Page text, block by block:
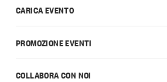
CARICA EVENTO
PROMOZIONE EVENTI
COLLABORA CON NOI